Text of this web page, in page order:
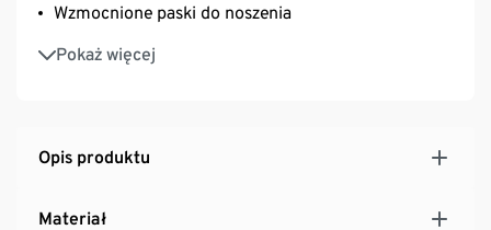
Wzmocnione paski do noszenia
Pokaż więcej
Komora główna z przegródką pośrodku
Wewnątrz dodatkowa kieszeń zapinana na zamek
Opis produktu
Materiał